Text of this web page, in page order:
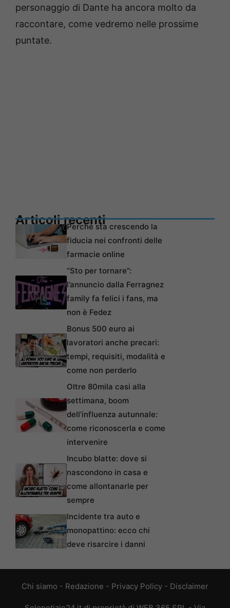
personaggio di Dante ha ancora molto da
raccontare, come vedremo nelle prossime
puntate.
Articoli recentiPerché sta crescendo la
fiducia nei confronti delle
farmacie online
“Sto per tornare”:
l’annuncio dalla Ferragnez
family fa felici i fans, ma
non è Fedez
Bonus 500 euro ai
lavoratori anche precari:
tempi, requisiti, modalità e
come non perderlo
Oltre 80mila casi alla
settimana, boom
dell’influenza autunnale:
come riconoscerla e come
intervenire
Incubo blatte: dove si
nascondono in casa e
come allontanarle per
sempre
Incidente tra auto e
monopattino: ecco chi
deve risarcire i danni
Chi siamo - Redazione - Privacy Policy - Disclaimer